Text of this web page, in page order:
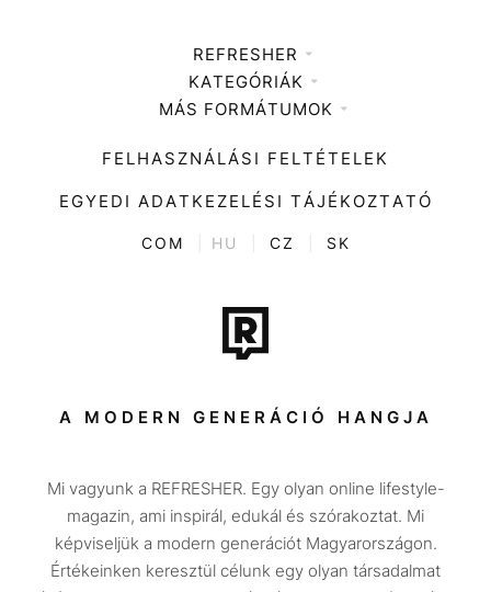
REFRESHER
Médiaajánlat
KATEGÓRIÁK
Zene
Divat
Kultúra
ENTR
Tech-Tudomány
Sport
Társadalom
Utazás
Életmód
Design
MÁS FORMÁTUMOK
FELHASZNÁLÁSI FELTÉTELEK
EGYEDI ADATKEZELÉSI TÁJÉKOZTATÓ
COM HU CZ SK
A MODERN GENERÁCIÓ HANGJA
Mi vagyunk a REFRESHER. Egy olyan online lifestyle-
magazin, ami inspirál, edukál és szórakoztat. Mi
képviseljük a modern generációt Magyarországon.
Értékeinken keresztül célunk egy olyan társadalmat